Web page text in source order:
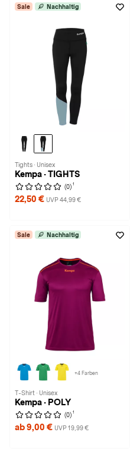
Sale Nachhaltig
Tights · Unisex
Kempa · TIGHTS
(0) 1
22,50 € UVP 44,99 €
Sale Nachhaltig
+4 Farben
T-Shirt · Unisex
Kempa · POLY
(0) 1
ab 9,00 € UVP 19,99 €